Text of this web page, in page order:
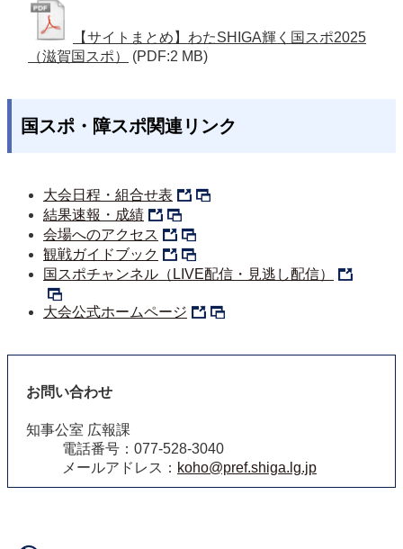
【サイトまとめ】わたSHIGA輝く国スポ2025
（滋賀国スポ）
(PDF:2 MB)
国スポ・障スポ関連リンク
大会日程・組合せ表
結果速報・成績
会場へのアクセス
観戦ガイドブック
国スポチャンネル（LIVE配信・見逃し配信）
大会公式ホームページ
お問い合わせ
知事公室 広報課
電話番号：077-528-3040
メールアドレス： koho@pref.shiga.lg.jp